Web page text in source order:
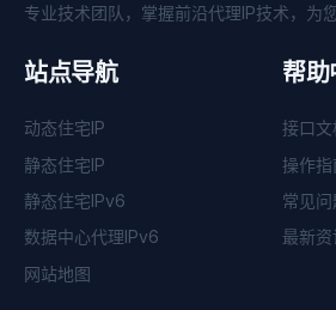
专业技术团队，掌握前沿代理IP技术，为
站点导航
动态住宅IP
静态住宅IP
静态住宅IPv6
数据中心代理IPv6
网站地图
帮助
接口文
操作指
常见问
最新资